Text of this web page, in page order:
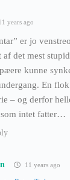
years ago
er jo
det mest
kunne
En
– og derfor
som intet fatter…
11 years ago